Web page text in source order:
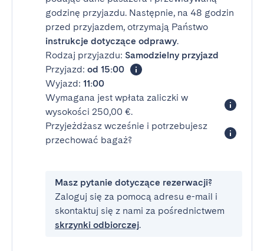
godzinę przyjazdu. Następnie, na 48 godzin
przed przyjazdem, otrzymają Państwo
instrukcje dotyczące odprawy.
Rodzaj przyjazdu: Samodzielny przyjazd
Przyjazd: od 15:00
Wyjazd: 11:00
Wymagana jest wpłata zaliczki w
wysokości 250,00 €.
Przyjeżdżasz wcześnie i potrzebujesz
przechować bagaż?
Masz pytanie dotyczące rezerwacji?
Zaloguj się za pomocą adresu e-mail i
skontaktuj się z nami za pośrednictwem
skrzynki odbiorczej.